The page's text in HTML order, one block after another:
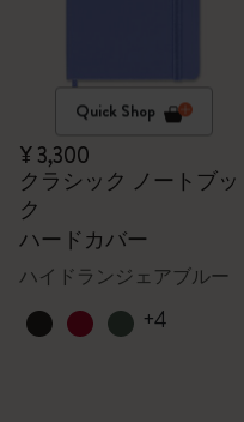
Quick Shop
¥ 3,300
クラシック ノートブッ
ク
ハードカバー
ハイドランジェアブルー
+4